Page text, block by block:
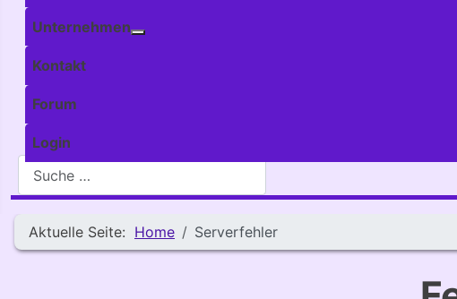
Unternehmen
Kontakt
Forum
Login
Aktuelle Seite: Home Serverfehler